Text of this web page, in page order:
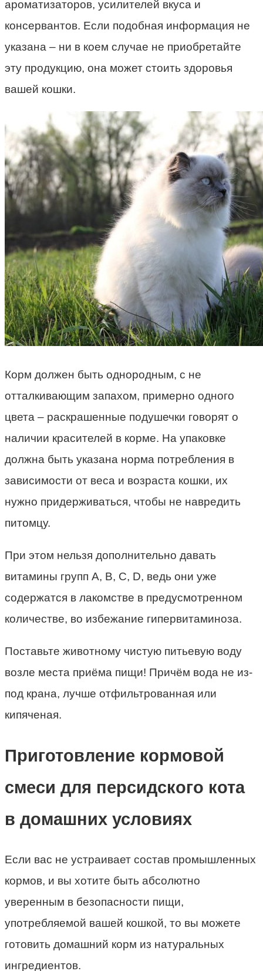
ароматизаторов, усилителей вкуса и
консервантов. Если подобная информация не
указана – ни в коем случае не приобретайте
эту продукцию, она может стоить здоровья
вашей кошки.
Корм должен быть однородным, с не
отталкивающим запахом, примерно одного
цвета – раскрашенные подушечки говорят о
наличии красителей в корме. На упаковке
должна быть указана норма потребления в
зависимости от веса и возраста кошки, их
нужно придерживаться, чтобы не навредить
питомцу.
При этом нельзя дополнительно давать
витамины групп А, В, С, D, ведь они уже
содержатся в лакомстве в предусмотренном
количестве, во избежание гипервитаминоза.
Поставьте животному чистую питьевую воду
возле места приёма пищи! Причём вода не из-
под крана, лучше отфильтрованная или
кипяченая.
Приготовление кормовой
смеси для персидского кота
в домашних условиях
Если вас не устраивает состав промышленных
кормов, и вы хотите быть абсолютно
уверенным в безопасности пищи,
употребляемой вашей кошкой, то вы можете
готовить домашний корм из натуральных
ингредиентов.